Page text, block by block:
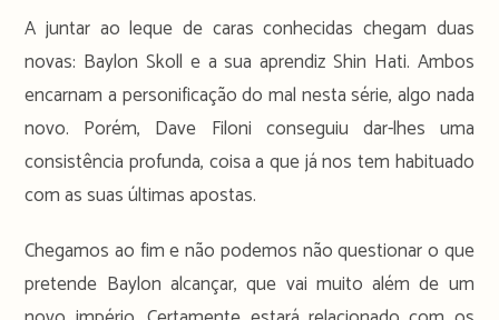
A juntar ao leque de caras conhecidas chegam duas
novas: Baylon Skoll e a sua aprendiz Shin Hati. Ambos
encarnam a personificação do mal nesta série, algo nada
novo. Porém, Dave Filoni conseguiu dar-lhes uma
consistência profunda, coisa a que já nos tem habituado
com as suas últimas apostas.
Chegamos ao fim e não podemos não questionar o que
pretende Baylon alcançar, que vai muito além de um